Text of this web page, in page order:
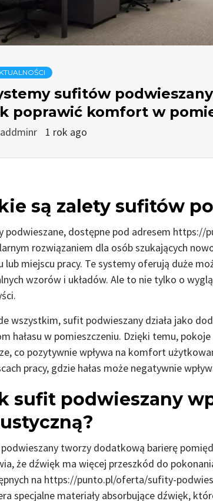
sufitów
poprawić komfort w
addminr 1 rok ago
są zalety sufitów
podwieszane, dostępne pod adresem
rozwiązaniem dla osób szukających
lub miejscu pracy. Te systemy oferują duże
wzorów i układów. Ale to nie tylko o
wszystkim, sufit podwieszany działa jako
hałasu w pomieszczeniu. Dzięki temu,
co pozytywnie wpływa na komfort
pracy, gdzie hałas może negatywnie
sufit podwieszany
tworzy dodatkową barierę
że dźwięk ma więcej przeszkód do
na https://punto.pl/oferta/sufity-
specjalne materiały absorbujące dźwięk,